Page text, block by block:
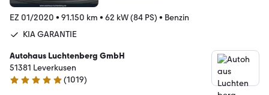
EZ 01/2020 • 91.150 km • 62 kW (84 PS) • Benzin
KIA GARANTIE
Autohaus Luchtenberg GmbH
51381 Leverkusen
4.8 Sterne
(1019)